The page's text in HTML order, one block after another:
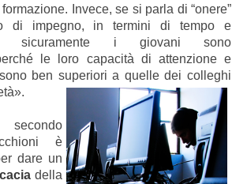
Invece, se si parla di “onere”
di impegno, in termini di tempo e
sicuramente i giovani sono
le loro capacità di attenzione e
ben superiori a quelle dei colleghi
è
dare un
della